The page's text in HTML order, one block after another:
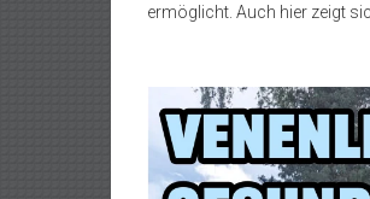
ermöglicht. Auch hier zeigt